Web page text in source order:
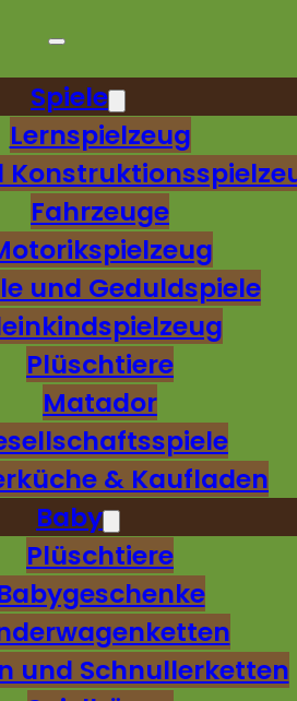
Spiele
Lernspielzeug
Fahrzeuge
und Geduldspiele
Plüschtiere
Matador
& Kaufladen
Baby
Plüschtiere
und Schnullerketten